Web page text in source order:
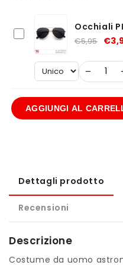
Occhiali
€5,95
−
AGGIUNGI AL
Dettagli prodotto
Recensioni
Descrizione
Costume da uomo